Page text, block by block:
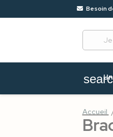
Besoin
Accueil